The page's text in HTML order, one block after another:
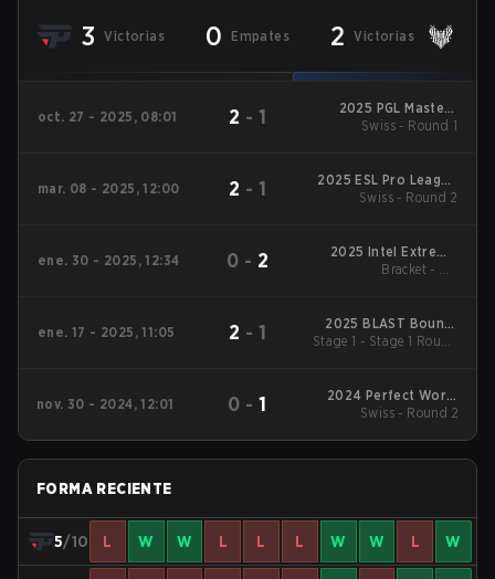
3 Victorias 0 Empates 2 Victorias
oct. 27 - 2025, 08:01 2 - 1
2025 PGL Masters
Bucharest
Swiss - Round 1
mar. 08 - 2025, 12:00 2 - 1
2025 ESL Pro League
Season 21
Swiss - Round 2
ene. 30 - 2025, 12:34 0 - 2
2025 Intel Extreme
Masters Katowice
Bracket - UB
ene. 17 - 2025, 11:05 2 - 1
2025 BLAST Bounty
Spring
Stage 1 - Stage 1 Round
nov. 30 - 2024, 12:01 0 -1
2024 Perfect World
Shanghai Major
Swiss - Round 2
FORMA RECIENTE
5/10 L W W L L L W W L W